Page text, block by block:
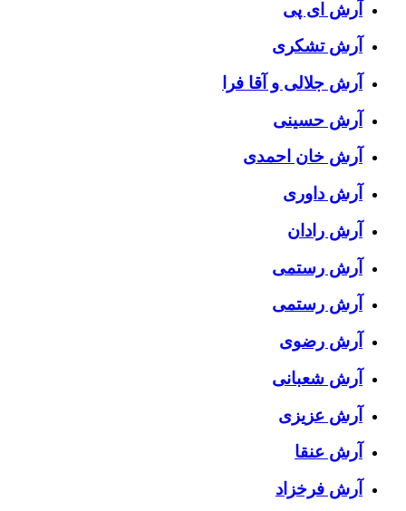
آرش ای پی
آرش تشکری
آرش جلالی و آقا فرا
آرش حسینی
آرش خان احمدی
آرش داوری
آرش رادان
آرش رستمى
آرش رستمی
آرش رضوی
آرش شعبانی
آرش عزیزی
آرش عنقا
آرش فرخزاد